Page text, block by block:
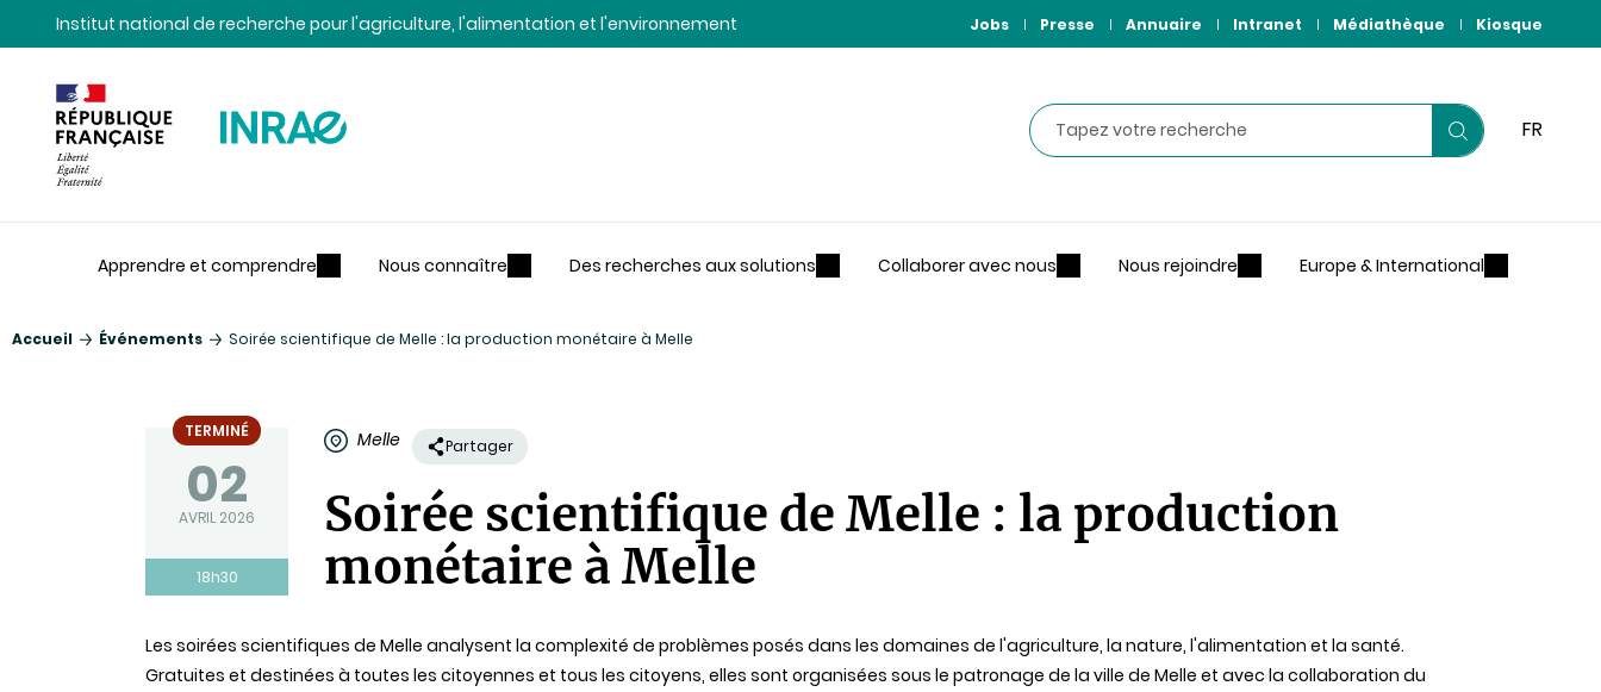
Contenu
Recherche
NavigationInstitut national de recherche pour l'agriculture, l'alimentation et l'environnement Jobs Presse Annuaire Intranet Médiathèque Kiosque
Rechercher
Lancer
FR
Apprendre et comprendre Nous connaître Des recherches aux solutions Collaborer avec nous Nous rejoindre Europe & International
Accueil Événements Soirée scientifique de Melle : la production monétaire à Melle
02
AVRIL 2026
18h30
TERMINÉ Melle Partager
Soirée scientifique de Melle : la production
monétaire à Melle
Les soirées scientifiques de Melle analysent la complexité de problèmes posés dans les domaines de l'agriculture, la nature, l'alimentation et la santé.
Gratuites et destinées à toutes les citoyennes et tous les citoyens, elles sont organisées sous le patronage de la ville de Melle et avec la collaboration du